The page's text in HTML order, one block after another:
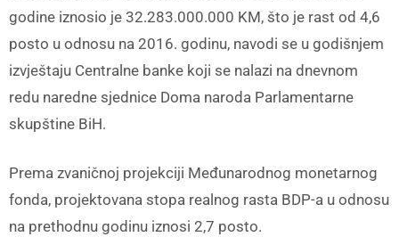
godine iznosio je 32.283.000.000 KM, što je rast od 4,6
posto u odnosu na 2016. godinu, navodi se u godišnjem
izvještaju Centralne banke koji se nalazi na dnevnom
redu naredne sjednice Doma naroda Parlamentarne
skupštine BiH.
Prema zvaničnoj projekciji Međunarodnog monetarnog
fonda, projektovana stopa realnog rasta BDP-a u odnosu
na prethodnu godinu iznosi 2,7 posto.